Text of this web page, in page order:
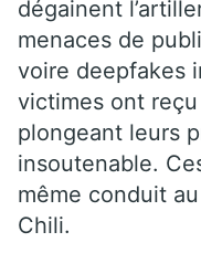
dégainent
menaces de
voire deepfakes
victimes ont
plongeant leurs
insoutenable.
même conduit
Chili.